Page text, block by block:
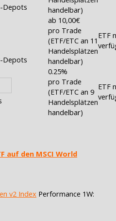
Depots
handelbar)
Depots
ab 10,00€
pro Trade
(ETF/ETC an 11
Handelsplätzen
handelbar)
ETF
0.25%
pro Trade
(ETF/ETC an 9
Handelsplätzen
handelbar)
ETF
auf den MSCI World
v2 Index Performance 1W: